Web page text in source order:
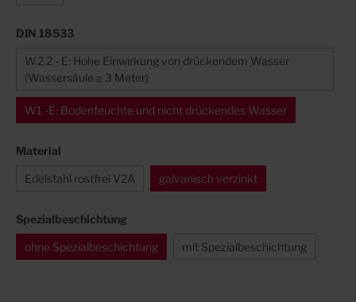
DIN 18533
W.2.2 - E: Hohe Einwirkung von drückendem Wasser
(Wassersäule ≥ 3 Meter)
W1 -E: Bodenfeuchte und nicht drückendes Wasser
Material
Edelstahl rostfrei V2A galvanisch verzinkt
Spezialbeschichtung
ohne Spezialbeschichtung mit Spezialbeschichtung